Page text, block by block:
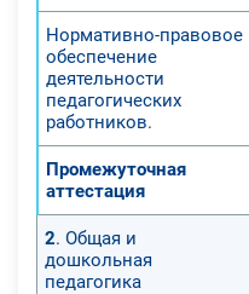
-
Нормативно-правовое
обеспечение
деятельности
педагогических
работников.
Промежуточная
аттестация
2. Общая и
дошкольная
педагогика